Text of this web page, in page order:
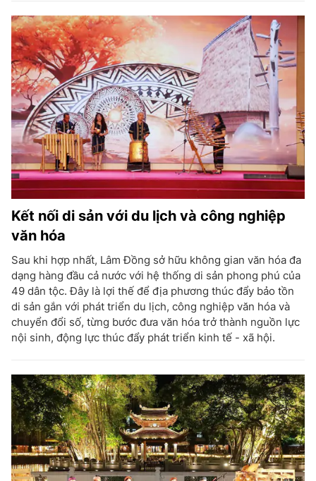
Kết nối di sản với du lịch và công nghiệp
văn hóa
Sau khi hợp nhất, Lâm Đồng sở hữu không gian văn hóa đa
dạng hàng đầu cả nước với hệ thống di sản phong phú của
49 dân tộc. Đây là lợi thế để địa phương thúc đẩy bảo tồn
di sản gắn với phát triển du lịch, công nghiệp văn hóa và
chuyển đổi số, từng bước đưa văn hóa trở thành nguồn lực
nội sinh, động lực thúc đẩy phát triển kinh tế - xã hội.